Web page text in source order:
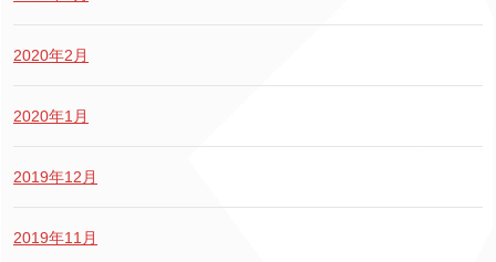
2020年2月
2020年1月
2019年12月
2019年11月